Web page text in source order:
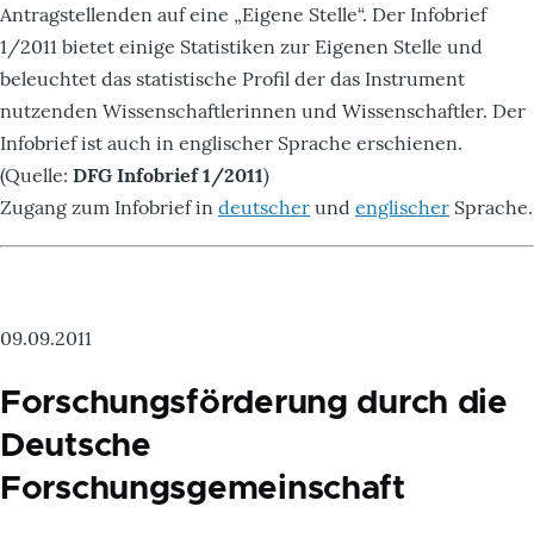
Antragstellenden auf eine „Eigene Stelle“. Der Infobrief
1/2011 bietet einige Statistiken zur Eigenen Stelle und
beleuchtet das statistische Profil der das Instrument
nutzenden Wissenschaftlerinnen und Wissenschaftler. Der
Infobrief ist auch in englischer Sprache erschienen.
(Quelle: DFG Infobrief 1/2011)
Zugang zum Infobrief in deutscher und englischer Sprache.
09.09.2011
Forschungsförderung durch die
Deutsche
Forschungsgemeinschaft